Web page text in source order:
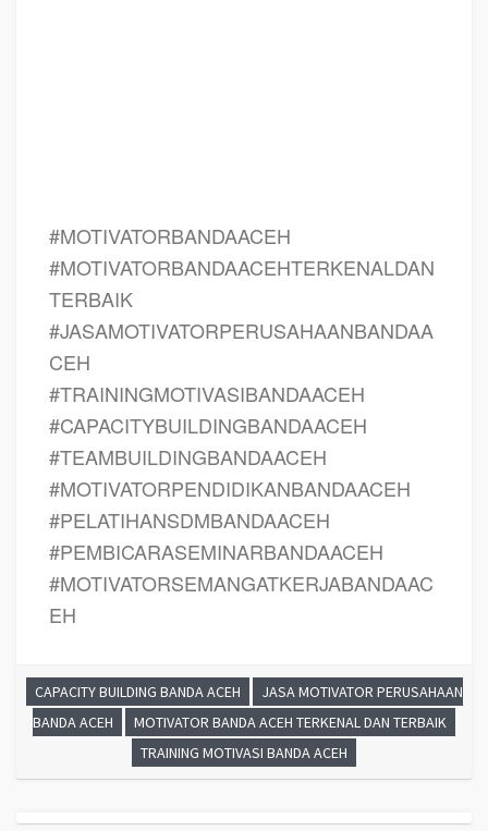
#MOTIVATORBANDAACEH
#MOTIVATORBANDAACEHTERKENALDAN
TERBAIK
#JASAMOTIVATORPERUSAHAANBANDAA
CEH
#TRAININGMOTIVASIBANDAACEH
#CAPACITYBUILDINGBANDAACEH
#TEAMBUILDINGBANDAACEH
#MOTIVATORPENDIDIKANBANDAACEH
#PELATIHANSDMBANDAACEH
#PEMBICARASEMINARBANDAACEH
#MOTIVATORSEMANGATKERJABANDAAC
EH
CAPACITY BUILDING BANDA ACEH
JASA MOTIVATOR PERUSAHAAN
BANDA ACEH
MOTIVATOR BANDA ACEH TERKENAL DAN TERBAIK
TRAINING MOTIVASI BANDA ACEH